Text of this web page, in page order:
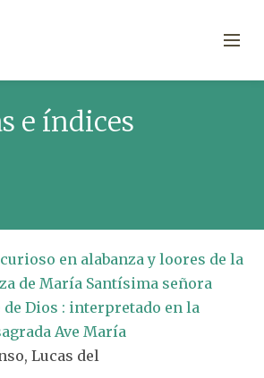
e índices
en alabanza y loores de la
de María Santísima señora
Dios : interpretado en la
Ave María
Lucas del